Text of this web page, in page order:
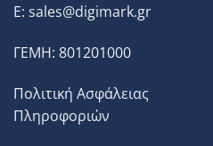
E: sales@digimark.gr
ΓΕΜΗ: 801201000
Πολιτική Ασφάλειας
Πληροφοριών